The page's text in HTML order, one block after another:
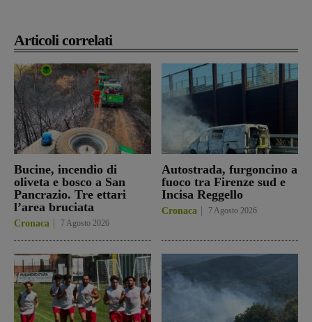
Articoli correlati
Bucine, incendio di
oliveta e bosco a San
Pancrazio. Tre ettari
l’area bruciata
Cronaca 7 Agosto 2026
Autostrada, furgoncino a
fuoco tra Firenze sud e
Incisa Reggello
Cronaca 7 Agosto 2026